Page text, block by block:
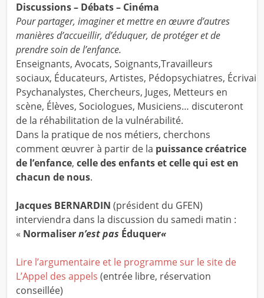
Discussions – Débats – Cinéma
Pour partager, imaginer et mettre en œuvre d’autres
manièresd’accueillir, d’éduquer, de protéger et de
prendresoin de l’enfance.
Enseignants, Avocats, Soignants,Travailleurs
sociaux, Éducateurs, Artistes, Pédopsychiatres,
Psychanalystes, Chercheurs, Juges, Metteurs en
scène, Élèves, Sociologues, Musiciens… discuteront
de la réhabilitation de la vulnérabilité.
Dans la pratique de nos métiers, cherchons
comment œuvrer à partir de la puissance créatrice
de l’enfance, celle des enfants et celle qui est en
chacun de nous.
Jacques BERNARDIN (président du GFEN)
interviendra dans la discussion du samedi matin :
« Normalisern’est pas Éduquer«
Lire l’argumentaire et le programme sur le site de
L’Appel des appels (entrée libre, réservation
conseillée)